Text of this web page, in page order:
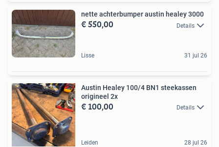
nette achterbumper austin healey 3000
€ 550,00 Details
Lisse 31 jul 26
Austin Healey 100/4 BN1 steekassen
origineel 2x
€ 100,00 Details
Leiden 28 jul 26